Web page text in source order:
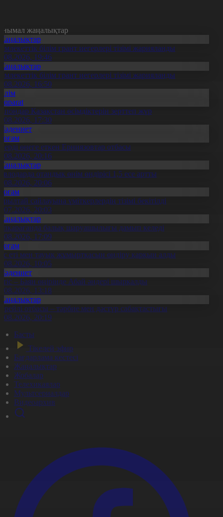
жаңалықтар
білім грант иегерлері тізімі жарияланды
19:46
білім грант иегерлері тізімі жарияланды
16:50
Қазақстан өсімдіктерін зерттеп жүр
17:30
өнеге еткен Ерниязовтар отбасы
20:16
отандық өнім өндірісі 1,5 есе артты
20:06
сайлауына үміткерлердің тізімі бекітілді
20:03
балық шаруашылығы дамып келеді
17:09
еті мен тауық жұмыртқасын өндіру қарқын алды
10:05
– Баян өңірінде Абай әндері шырқалды
13:18
отбасы – тәрбие мен дәстүр сабақтастығы
20:19
Басты
Тікелей эфир
Бағдарлама кестесі
Жаңалықтар
Жобалар
Телехикаялар
Мультсериалдар
Видеоархив